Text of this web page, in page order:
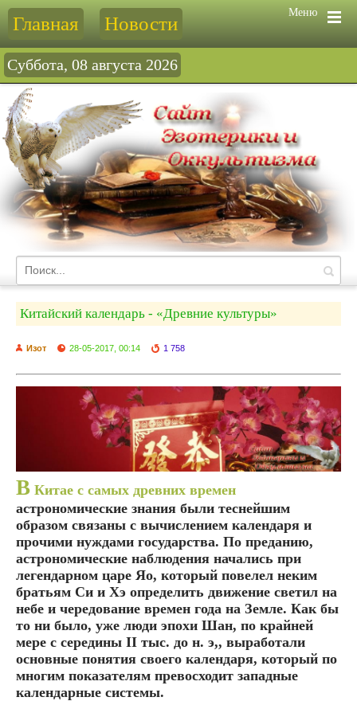
Меню
Главная Новости
Суббота, 08 августа 2026
Китайский календарь - «Древние культуры»
Изот 28-05-2017, 00:14 1 758
В Китае с самых древних времен
астрономические знания были теснейшим
образом связаны с вычислением календаря и
прочими нуждами государства. По преданию,
астрономические наблюдения начались при
легендарном царе Яо, который повелел неким
братьям Си и Хэ определить движение светил на
небе и чередование времен года на Земле. Как бы
то ни было, уже люди эпохи Шан, по крайней
мере с середины II тыс. до н. э,, выработали
основные понятия своего календаря, который по
многим показателям превосходит западные
календарные системы.